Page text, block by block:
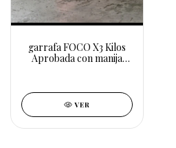
garrafa FOCO X3 Kilos
Aprobada con manija
VER